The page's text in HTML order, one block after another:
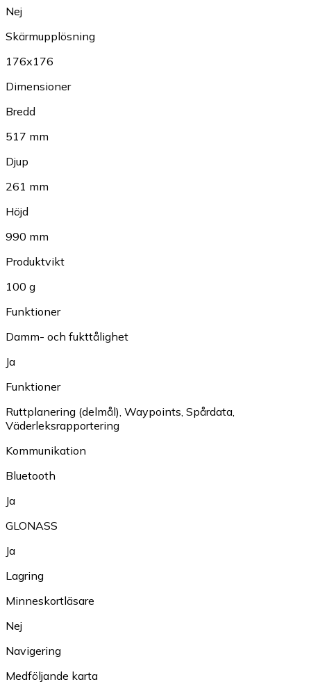
Nej
Skärmupplösning
176x176
Dimensioner
Bredd
517 mm
Djup
261 mm
Höjd
990 mm
Produktvikt
100 g
Funktioner
Damm- och fukttålighet
Ja
Funktioner
Ruttplanering (delmål) Waypoints Spårdata
Väderleksrapportering
Kommunikation
Bluetooth
Ja
GLONASS
Ja
Lagring
Minneskortläsare
Nej
Navigering
Medföljande karta